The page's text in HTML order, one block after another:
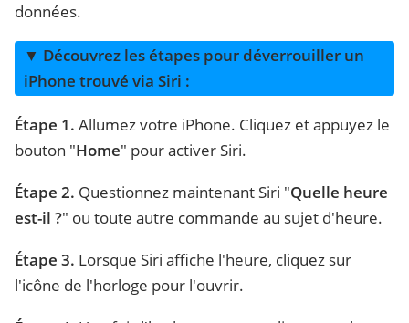
données.
▼ Découvrez les étapes pour déverrouiller un
iPhone trouvé via Siri :
Étape 1. Allumez votre iPhone. Cliquez et appuyez le
bouton "Home" pour activer Siri.
Étape 2. Questionnez maintenant Siri "Quelle heure
est-il ?" ou toute autre commande au sujet d'heure.
Étape 3. Lorsque Siri affiche l'heure, cliquez sur
l'icône de l'horloge pour l'ouvrir.